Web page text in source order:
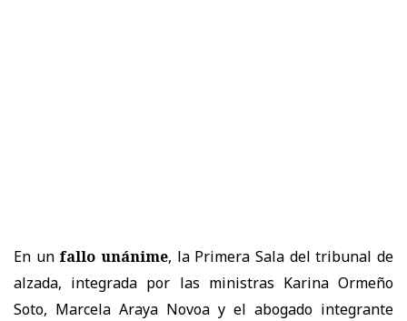
En un fallo unánime, la Primera Sala del tribunal de
alzada, integrada por las ministras Karina Ormeño
Soto, Marcela Araya Novoa y el abogado integrante